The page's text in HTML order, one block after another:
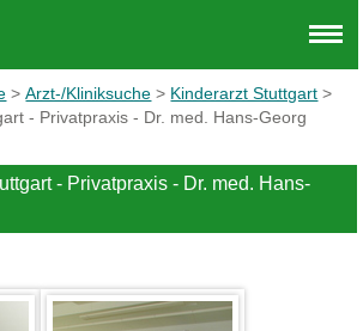
>Arzt-/Kliniksuche > Kinderarzt Stuttgart >
- Privatpraxis - Dr. med. Hans-Georg
- Privatpraxis - Dr. med. Hans-